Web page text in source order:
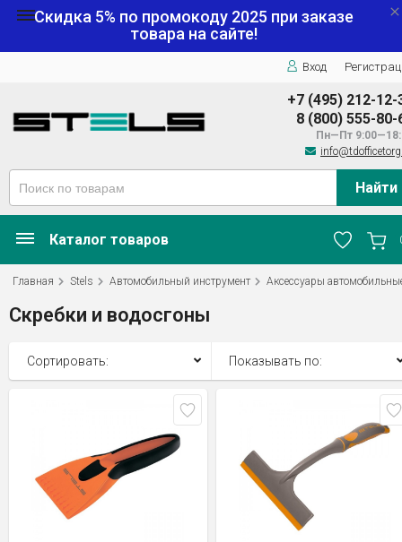
Скидка 5% по промокоду 2025 при заказе
товара на сайте!
Вход
+7 (495) 212-12-
8 (800) 555-80-
Пн—Пт
Найти
Каталог товаров
Главная Stels Автомобильный инструмент Аксессуары
Скребки и водосгоны
Сортировать: Показывать по: